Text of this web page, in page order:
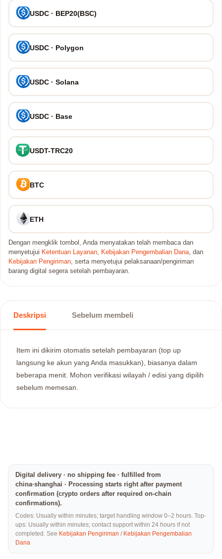
USDC · BEP20(BSC)
USDC · Polygon
USDC · Solana
USDC · Base
USDT-TRC20
BTC
ETH
Dengan mengklik tombol, Anda menyatakan telah membaca dan
menyetujui Ketentuan Layanan, Kebijakan Pengembalian Dana, dan
Kebijakan Pengiriman, serta menyetujui pelaksanaan/pengiriman
barang digital segera setelah pembayaran.
Deskripsi Sebelum membeli
Item ini dikirim otomatis setelah pembayaran (top up
langsung ke akun yang Anda masukkan), biasanya dalam
beberapa menit. Mohon verifikasi wilayah / edisi yang dipilih
sebelum memesan.
Digital delivery · no shipping fee · fulfilled from
china·shanghai · Processing starts right after payment
confirmation (crypto orders after required on-chain
confirmations).
Codes: Usually within minutes; target handling window 0–2 hours. Top-
ups: Usually within minutes; contact support within 24 hours if not
completed. See Kebijakan Pengiriman / Kebijakan Pengembalian
Dana